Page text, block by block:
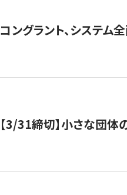
コングラント、システ
【3/31締切】小さな団